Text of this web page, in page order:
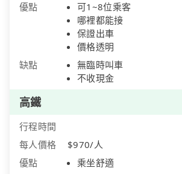
優點
可1~8位乘客
哪裡都能接
保證出車
價格透明
缺點
無臨時叫車
不收現金
高鐵
行程時間
每人價格
$970/人
優點
乘坐舒適